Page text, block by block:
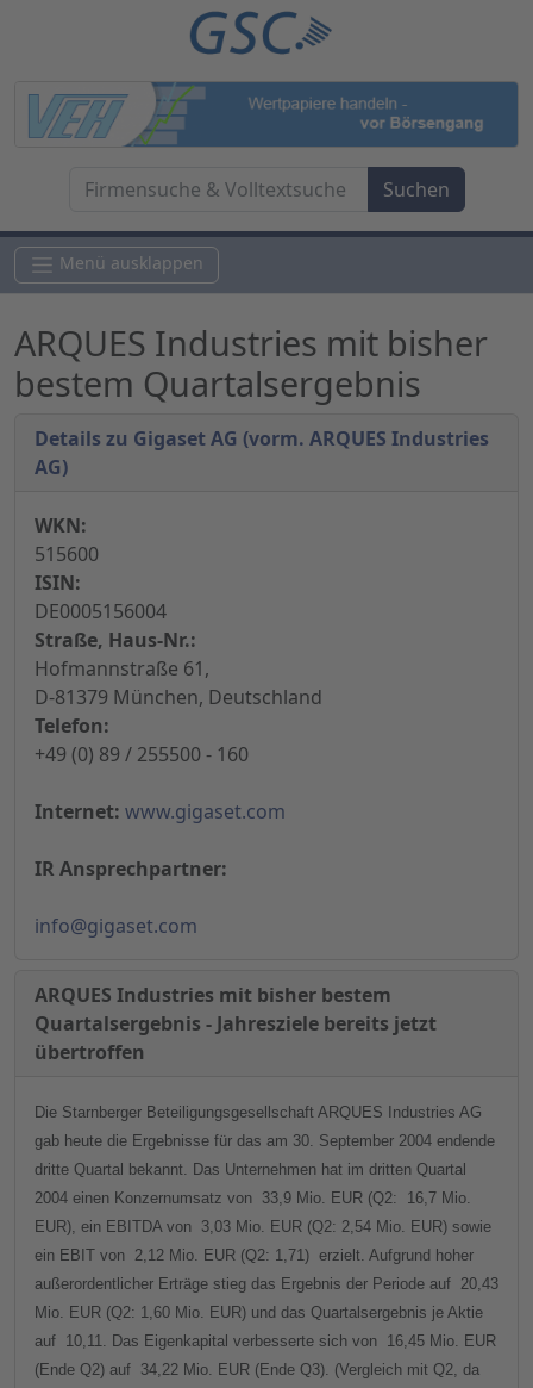
Menü ausklappen
ARQUES Industries mit bisher
bestem Quartalsergebnis
Details zu Gigaset AG (vorm. ARQUES Industries
AG)
WKN:
515600
ISIN:
DE0005156004
Straße, Haus-Nr.:
Hofmannstraße 61,
D-81379 München, Deutschland
Telefon:
+49 (0) 89 / 255500 - 160
Internet: www.gigaset.com
IR Ansprechpartner:
info@gigaset.com
ARQUES Industries mit bisher bestem
Quartalsergebnis - Jahresziele bereits jetzt
übertroffen
Die Starnberger Beteiligungsgesellschaft ARQUES Industries AG
gab heute die Ergebnisse für das am 30. September 2004 endende
dritte Quartal bekannt. Das Unternehmen hat im dritten Quartal
2004 einen Konzernumsatz von 33,9 Mio. EUR (Q2:
16,7 Mio.
EUR), ein EBITDA von 3,03 Mio. EUR (Q2: 2,54 Mio. EUR) sowie
ein EBIT von 2,12 Mio. EUR (Q2: 1,71) erzielt. Aufgrund hoher
außerordentlicher Erträge stieg das Ergebnis der Periode auf 20,43
Mio. EUR (Q2: 1,60 Mio. EUR) und das Quartalsergebnis je Aktie
auf 10,11. Das Eigenkapital verbesserte sich von 16,45 Mio. EUR
(Ende Q2) auf 34,22 Mio. EUR (Ende Q3). (Vergleich mit Q2, da